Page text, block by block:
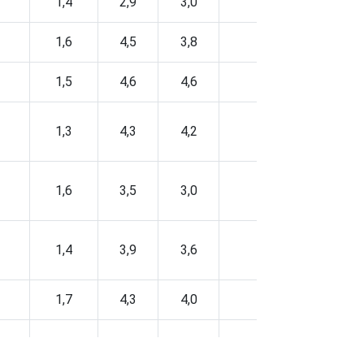
1,6 4,5 3,8
1,5 4,6 4,6
1,3 4,3 4,2
1,6 3,5 3,0
1,4 3,9 3,6
1,7 4,3 4,0